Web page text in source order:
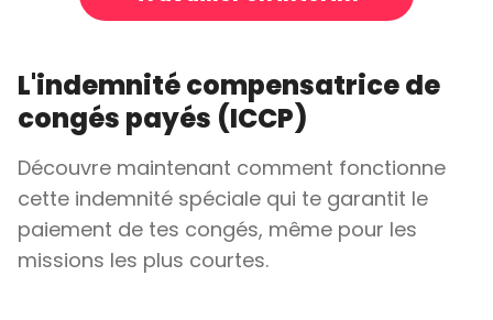
L'indemnité compensatrice de
congés payés (ICCP)
Découvre maintenant comment fonctionne
cette indemnité spéciale qui te garantit le
paiement de tes congés, même pour les
missions les plus courtes.